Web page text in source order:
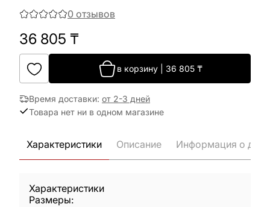
0 отзывов
36 805 ₸
в корзину| 36 805₸
Время доставки: от 2-3 дней
Товара нет ни в одном магазине
Характеристики Описание Информация о
Характеристики
Размеры: